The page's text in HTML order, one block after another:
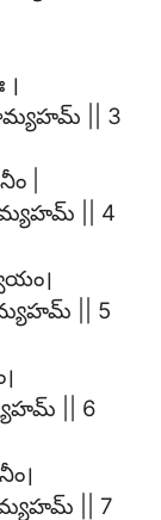
|| 3
|
|| 4
|| 5
|| 6
|| 7